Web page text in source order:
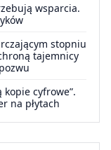
wsparcia.
stopniu
tajemnicy
kopie cyfrowe”.
na płytach